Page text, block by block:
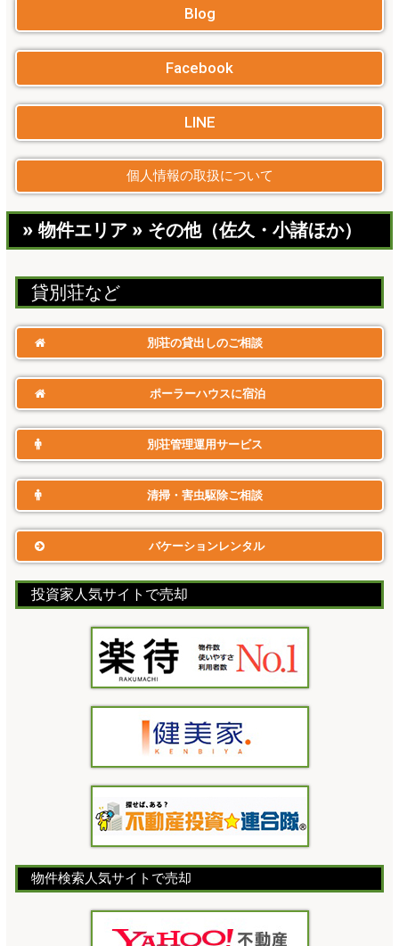
Blog
Facebook
LINE
個人情報の取扱について
» 物件エリア » その他（佐久・小諸ほか）
貸別荘​など
別荘の貸出しのご相談
ポーラーハウスに宿泊
別荘管理運用サービス
清掃・害虫駆除ご相談
バケーションレンタル
投資家人気サイトで売却
物件検索人気サイトで売却